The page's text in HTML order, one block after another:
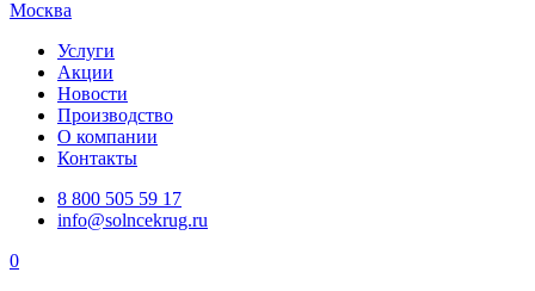
Москва
Услуги
Акции
Новости
Производство
О компании
Контакты
8 800 505 59 17
info@solncekrug.ru
0